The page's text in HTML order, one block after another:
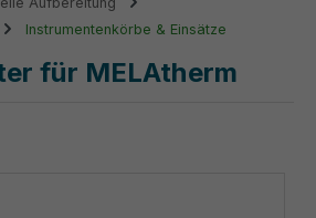
Instrumentenkörbe & Einsätze
für MELAtherm